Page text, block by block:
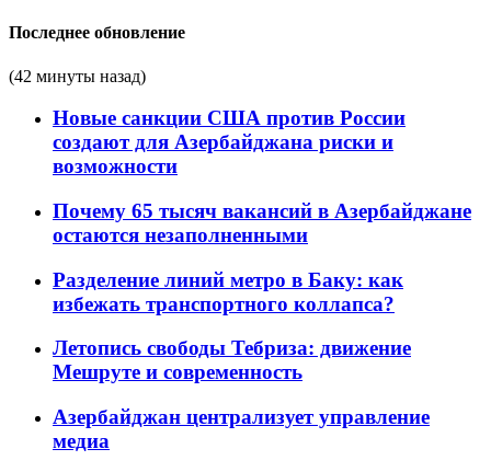
Последнее обновление
(42 минуты назад)
Новые санкции США против России
создают для Азербайджана риски и
возможности
Почему 65 тысяч вакансий в Азербайджане
остаются незаполненными
Разделение линий метро в Баку: как
избежать транспортного коллапса?
Летопись свободы Тебриза: движение
Мешруте и современность
Азербайджан централизует управление
медиа